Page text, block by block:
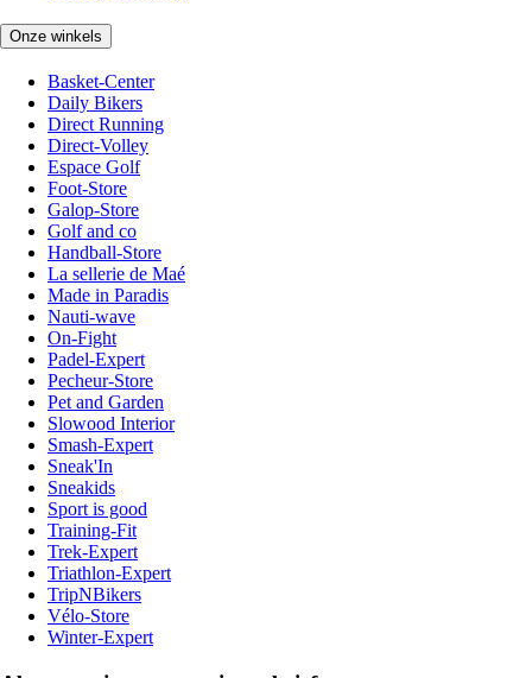
Onze winkels
Basket-Center
Daily Bikers
Direct Running
Direct-Volley
Espace Golf
Foot-Store
Galop-Store
Golf and co
Handball-Store
La sellerie de Maé
Made in Paradis
Nauti-wave
On-Fight
Padel-Expert
Pecheur-Store
Pet and Garden
Slowood Interior
Smash-Expert
Sneak'In
Sneakids
Sport is good
Training-Fit
Trek-Expert
Triathlon-Expert
TripNBikers
Vélo-Store
Winter-Expert